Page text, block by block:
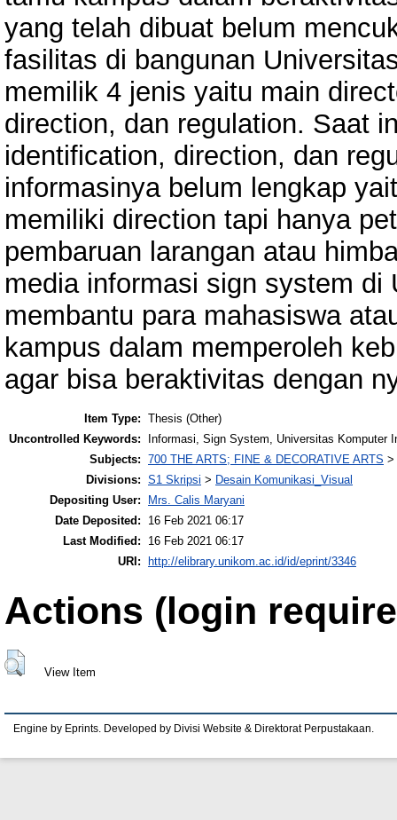
yang telah dibuat belum
fasilitas di bangunan
memilik 4 jenis yaitu main
direction, dan regulation. Saat
identification, direction, dan
informasinya belum lengkap
memiliki direction tapi hanya
pembaruan larangan atau
media informasi sign system
membantu para mahasiswa
kampus dalam memperoleh
agar bisa beraktivitas dengan
Item Type: Thesis (Other)
Uncontrolled Keywords:
Informasi, Sign System, Universitas Komputer
Subjects: 700 THE ARTS; FINE & DECORATIVE ARTS >
Divisions: S1 Skripsi > Desain Komunikasi_Visual
Depositing User:
Mrs. Calis Maryani
Date Deposited:
16 Feb 2021 06:17
Last Modified:
16 Feb 2021 06:17
URI:
http://elibrary.unikom.ac.id/id/eprint/3346
Actions (login
View Item
Engine by Eprints. Developed by Divisi Website & Direktorat Perpustakaan.